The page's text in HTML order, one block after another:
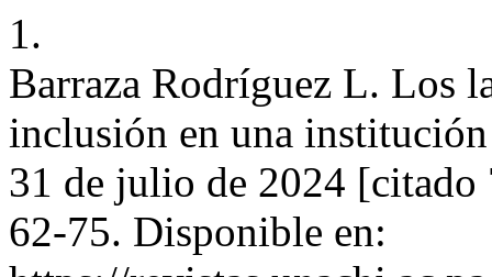
1.
Barraza Rodríguez L. Los
inclusión en una
31 de julio de 2024 [citado
62-75. Disponible en: